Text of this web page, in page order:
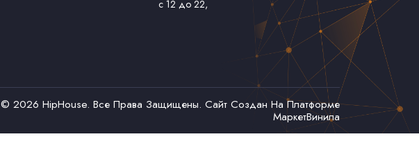
с 12 до 22,
© 2026 HipHouse. Все Права Защищены. Сайт Создан На Платформе
МаркетВинила